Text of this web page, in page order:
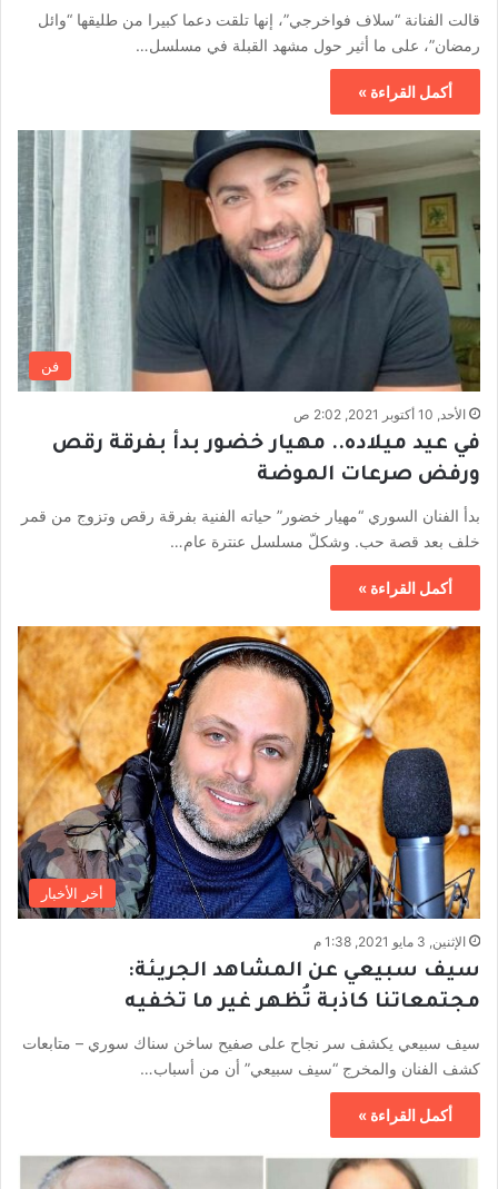
قالت الفنانة “سلاف فواخرجي”، إنها تلقت دعما كبيرا من طليقها “وائل
رمضان”، على ما أثير حول مشهد القبلة في مسلسل…
أكمل القراءة »
فن
الأحد, 10 أكتوبر 2021, 2:02 ص
في عيد ميلاده.. مهيار خضور بدأ بفرقة رقص
ورفض صرعات الموضة
بدأ الفنان السوري “مهيار خضور” حياته الفنية بفرقة رقص وتزوج من قمر
خلف بعد قصة حب. وشكلّ مسلسل عنترة عام…
أكمل القراءة »
أخر الأخبار
الإثنين, 3 مايو 2021, 1:38 م
سيف سبيعي عن المشاهد الجريئة:
مجتمعاتنا كاذبة تُظهر غير ما تخفيه
سيف سبيعي يكشف سر نجاح على صفيح ساخن سناك سوري – متابعات
كشف الفنان والمخرج “سيف سبيعي” أن من أسباب…
أكمل القراءة »